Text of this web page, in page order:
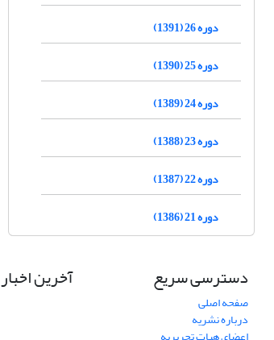
دوره 26 (1391)
دوره 25 (1390)
دوره 24 (1389)
دوره 23 (1388)
دوره 22 (1387)
دوره 21 (1386)
دسترسی سریع
صفحه اصلی
درباره نشریه
آخرین اخبار